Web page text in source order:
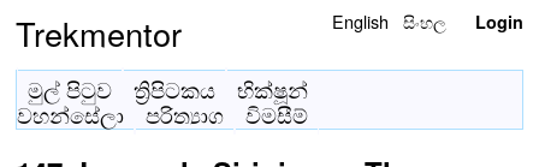
Trekmentor English සිංහල Login
මුල් පිටුව ත්‍රිපිටකය
භික්ෂූන්
වහන්සේලා
පරිත්‍යාග විමසීම්